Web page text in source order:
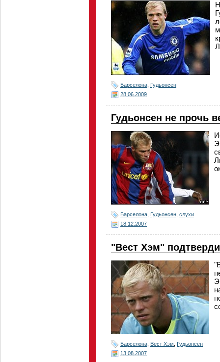
Барселона Гудьонсен
28.06.2009
Гудьонсен не прочь
Барселона Гудьонсен слухи
18.12.2007
"Вест Хэм"
Барселона Вест Хэм
Гудьонсен
13.08.2007